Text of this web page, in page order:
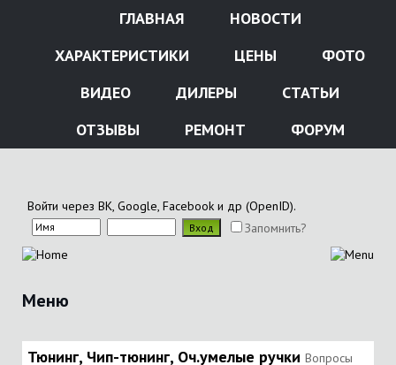
ГЛАВНАЯ
НОВОСТИ
ХАРАКТЕРИСТИКИ
ЦЕНЫ
ФОТО
ВИДЕО
ДИЛЕРЫ
СТАТЬИ
ОТЗЫВЫ
РЕМОНТ ФОРУМ
Войти через ВК, Google, Facebook и др (OpenID).
Запомнить?
Меню
Тюнинг, Чип-тюнинг, Оч.умелые ручки Вопросы